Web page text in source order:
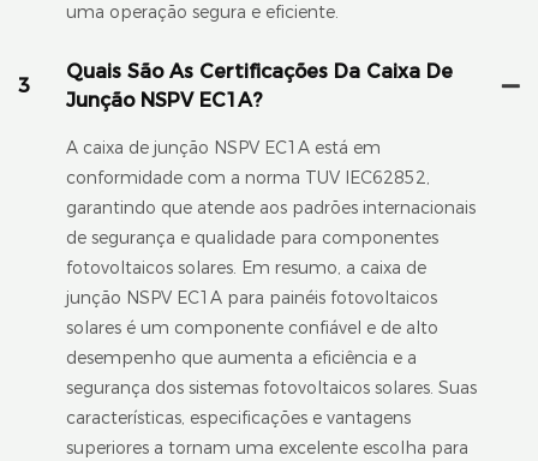
uma operação segura e eficiente.
3
Quais São As Certificações Da Caixa De
Junção NSPV EC1A?
A caixa de junção NSPV EC1A está em
conformidade com a norma TUV IEC62852,
garantindo que atende aos padrões internacionais
de segurança e qualidade para componentes
fotovoltaicos solares. Em resumo, a caixa de
junção NSPV EC1A para painéis fotovoltaicos
solares é um componente confiável e de alto
desempenho que aumenta a eficiência e a
segurança dos sistemas fotovoltaicos solares. Suas
características, especificações e vantagens
superiores a tornam uma excelente escolha para